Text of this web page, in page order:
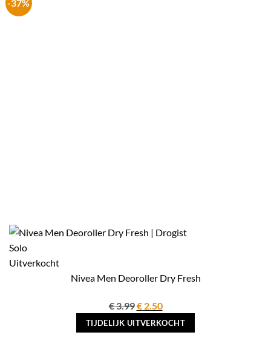
-37%
Uitverkocht
Nivea Men Deoroller Dry Fresh
€3.99Oorspronkelijke
prijs
was:
€2.50Huidige
prijs
is:
TIJDELIJK UITVERKOCHT